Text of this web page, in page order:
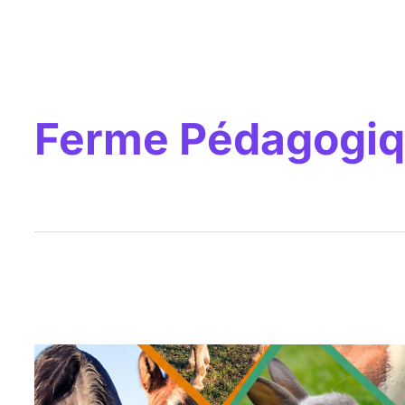
Ferme